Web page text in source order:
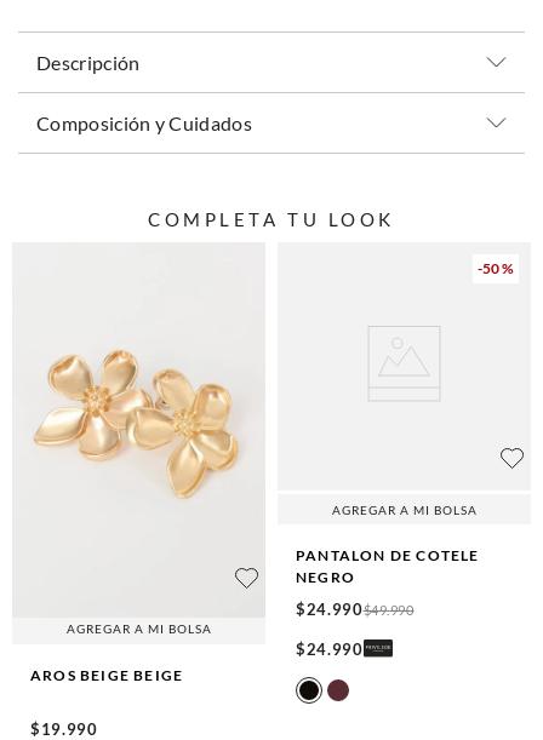
Descripción
Composición y Cuidados
COMPLETA TU LOOK
AGREGAR A MI BOLSA
AROS BEIGE BEIGE
$19.990
-50 %
AGREGAR A MI BOLSA
PANTALON DE COTELE
NEGRO
$24.990$49.990
$24.990